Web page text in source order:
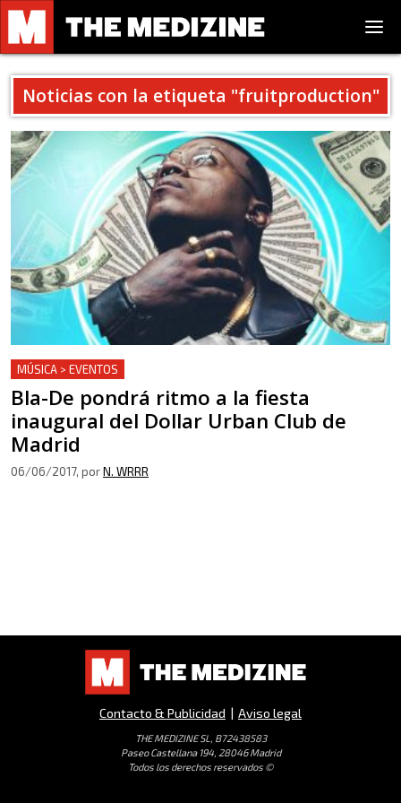
Noticias con la etiqueta "fruitproduction"
MÚSICA > EVENTOS
Bla-De pondrá ritmo a la fiesta
inaugural del Dollar Urban Club de
Madrid
06/06/2017, porN. WRRR
Contacto & Publicidad | Aviso legal
THE MEDIZINE SL, B72438583
Paseo Castellana 194, 28046 Madrid
Todos los derechos reservados ©